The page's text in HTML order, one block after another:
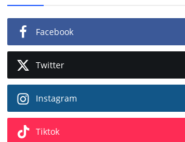
Facebook
Twitter
Instagram
Tiktok